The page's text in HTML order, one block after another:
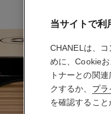
当サイトで利
CHANELは、
めに、Cookie
トナーとの関
クするか、 プラ
を確認すること